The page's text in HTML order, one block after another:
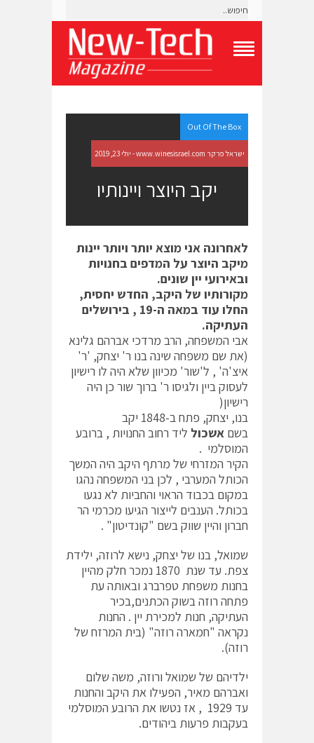
g
l
e
N
a
i
n
M
e
n
u
Out Of The Box
ישראל פרקר www.winesisrael.com - יולי 23, 2019
יקב היוצר ויינותיו
לאחרונה אני מוצא יותר ויותר יינות
מיקב היוצר על המדפים בחנויות
ובאירועי יין שונים.
מקורותיו של היקב, החדש יחסית,
החלו עוד במאה ה-19 , בירושלים
העתיקה.
אבי המשפחה, הרב מרדכי אברהם גלינא
(את שם משפחה שינה בנו ר' יצחק, 'ר'
איצ'ה' , ל'שור' מכיוון שלא היה לו רישיון
לעסוק ביין ולגיסו ר' ברוך שור כן היה
רישיון(
בנו, יצחק, פתח ב-1848 יקב
בשם אשכול ליד רחוב החנויות , ברובע
המוסלמי .
הקיר המזרחי של מרתף היקב היה המשך
הכותל המערבי , לכן בני המשפחה נהגו
במקום בכבוד הראוי והחביות לא נגעו
בכותל. הענבים לייצור הגיעו מכרמי הר
חברון והיין שווק בשם "קונדיטון" .
שמואל, בנו של יצחק, נישא לרוזה, ילידת
צפת. עד שנת 1870 נמכר חלק מהיין
בחנות משפחת טפרברג ובאותה עת
פתחה רוזה בשוק הכתנים,בכיר
העתיקה, חנות למכירת יין . החנות
נקראה "חמארה רוזה" (בית המרזח של
רוזה).
ילדיהם של שמואל ורוזה, משה שלום
ואברהם מאיר, הפעילו את היקב והחנות
עד 1929 , אז נטשו את הרובע המוסלמי
בעקבות פרעות ביהודים.